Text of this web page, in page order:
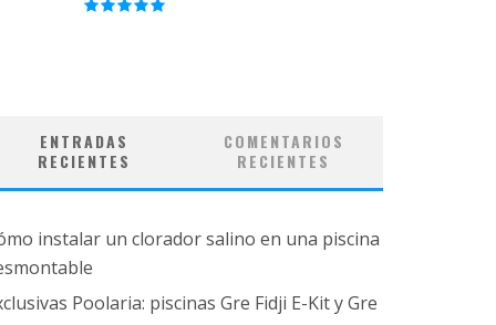
ENTRADAS
RECIENTES
COMENTARIOS
RECIENTES
instalar un clorador salino en una piscina
Poolaria: piscinas Gre Fidji E-Kit y Gre